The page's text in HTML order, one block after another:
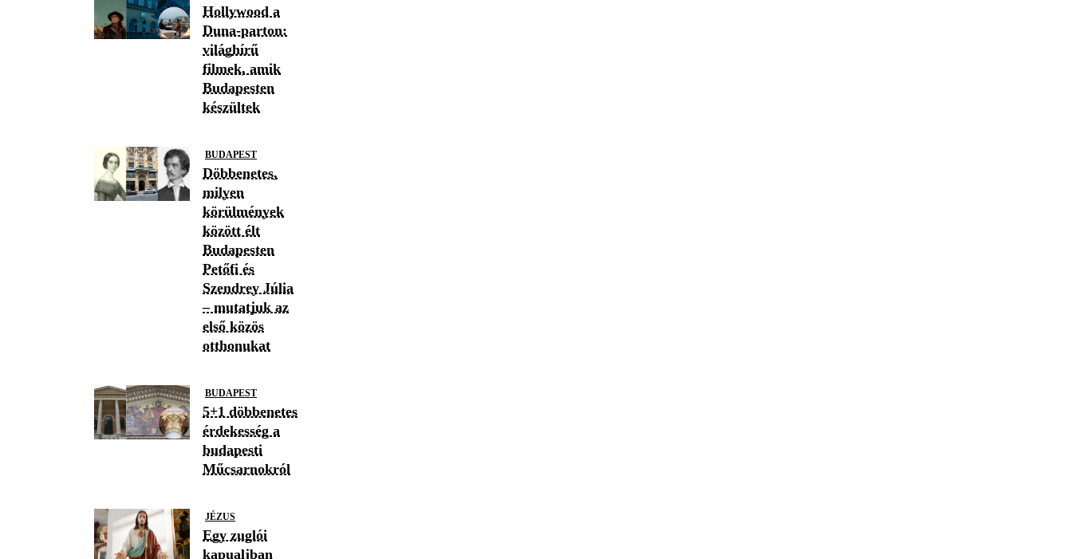
Hollywood a
Duna-parton:
világhírű
filmek, amik
Budapesten
készültek
BUDAPEST
Döbbenetes,
milyen
körülmények
között élt
Budapesten
Petőfi és
Szendrey Júlia
– mutatjuk az
első közös
otthonukat
BUDAPEST
5+1 döbbenetes
érdekesség a
budapesti
Műcsarnokról
JÉZUS
Egy zuglói
kapualjban